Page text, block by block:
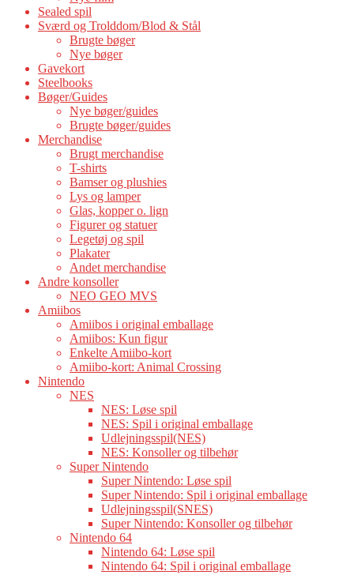
Sealed spil
Sværd og Trolddom/Blod & Stål
Brugte bøger
Nye bøger
Gavekort
Steelbooks
Bøger/Guides
Nye bøger/guides
Brugte bøger/guides
Merchandise
Brugt merchandise
T-shirts
Bamser og plushies
Lys og lamper
Glas, kopper o. lign
Figurer og statuer
Legetøj og spil
Plakater
Andet merchandise
Andre konsoller
NEO GEO MVS
Amiibos
Amiibos i original emballage
Amiibos: Kun figur
Enkelte Amiibo-kort
Amiibo-kort: Animal Crossing
Nintendo
NES
NES: Løse spil
NES: Spil i original emballage
Udlejningsspil(NES)
NES: Konsoller og tilbehør
Super Nintendo
Super Nintendo: Løse spil
Super Nintendo: Spil i original emballage
Udlejningsspil(SNES)
Super Nintendo: Konsoller og tilbehør
Nintendo 64
Nintendo 64: Løse spil
Nintendo 64: Spil i original emballage